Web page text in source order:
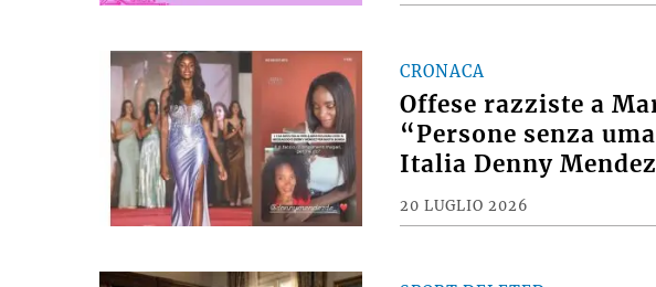
CRONACA
Offese razziste a
“Persone senza
Italia Denny Mendez
20 LUGLIO 2026